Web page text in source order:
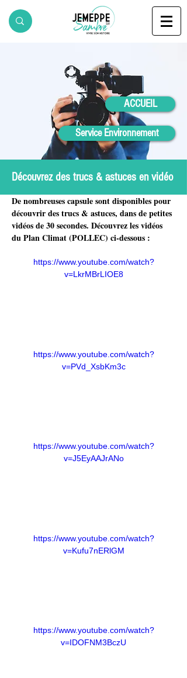
ACCUEIL
Service Environnement
Découvrez des trucs & astuces en vidéo
De nombreuses capsule sont disponibles pour
découvrir des trucs & astuces, dans de petites
vidéos de 30 secondes. Découvrez les vidéos
du Plan Climat (POLLEC) ci-dessous :
https://www.youtube.com/watch?
v=LkrMBrLIOE8
https://www.youtube.com/watch?
v=PVd_XsbKm3c
https://www.youtube.com/watch?
v=J5EyAAJrANo
https://www.youtube.com/watch?
v=Kufu7nERlGM
https://www.youtube.com/watch?
v=IDOFNM3BczU